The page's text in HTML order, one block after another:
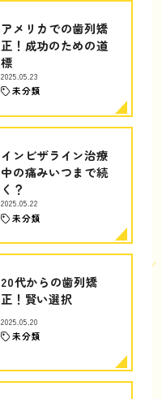
アメリカでの歯列矯
正！成功のための道
標
2025.05.23
未分類
インビザライン治療
中の痛みいつまで続
く？
2025.05.22
未分類
20代からの歯列矯
正！賢い選択
2025.05.20
未分類